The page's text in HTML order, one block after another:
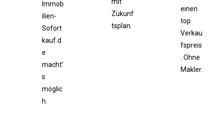
Immob
ilien-
Sofort
kauf.d
e
macht’
s
möglic
h.
mit
Zukunf
tsplan.
einen
top
Verkau
fspreis
. Ohne
Makler.